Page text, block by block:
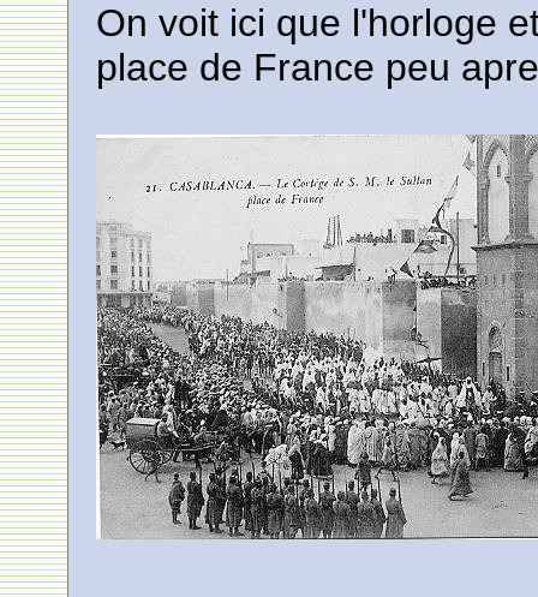
On voit ici que l'horloge
place de France peu